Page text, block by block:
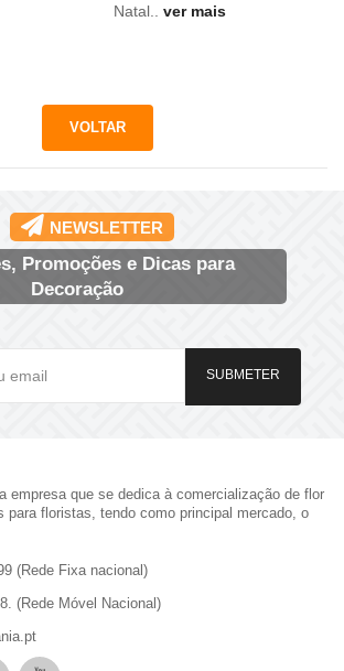
Natal..
ver mais
NEWSLETTER
Promoções e Dicas para
Decoração
SUBMETER
empresa que se dedica à comercialização de flor
para floristas, tendo como principal mercado, o
(Rede Fixa nacional)
(Rede Móvel Nacional)